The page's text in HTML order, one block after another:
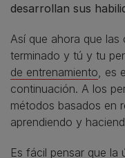
desarrollan sus
Así que ahora que
terminado y tú y tu
de entrenamiento ,
continuación. A los
métodos basados en
aprendiendo y
Es fácil pensar que la